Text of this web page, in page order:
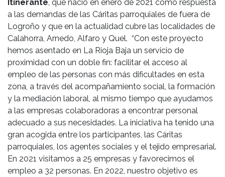
Itinerante , que nació en enero de 2021 como respuesta
a las demandas de las Cáritas parroquiales de fuera de
Logroño y que en la actualidad cubre las localidades de
Calahorra, Arnedo, Alfaro y Quel. “Con este proyecto
hemos asentado en La Rioja Baja un servicio de
proximidad con un doble fin: facilitar el acceso al
empleo de las personas con más dificultades en esta
zona, a través del acompañamiento social, la formación
y la mediación laboral, al mismo tiempo que ayudamos
a las empresas colaboradoras a encontrar personal
adecuado a sus necesidades. La iniciativa ha tenido una
gran acogida entre los participantes, las Cáritas
parroquiales, los agentes sociales y el tejido empresarial.
En 2021 visitamos a 25 empresas y favorecimos el
empleo a 32 personas. En 2022, nuestro objetivo es